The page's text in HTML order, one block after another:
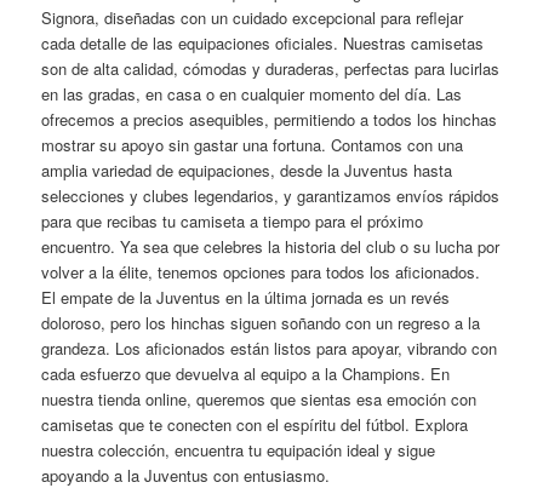
Signora, diseñadas con un cuidado excepcional para reflejar
cada detalle de las equipaciones oficiales. Nuestras camisetas
son de alta calidad, cómodas y duraderas, perfectas para lucirlas
en las gradas, en casa o en cualquier momento del día. Las
ofrecemos a precios asequibles, permitiendo a todos los hinchas
mostrar su apoyo sin gastar una fortuna. Contamos con una
amplia variedad de equipaciones, desde la Juventus hasta
selecciones y clubes legendarios, y garantizamos envíos rápidos
para que recibas tu camiseta a tiempo para el próximo
encuentro. Ya sea que celebres la historia del club o su lucha por
volver a la élite, tenemos opciones para todos los aficionados.
El empate de la Juventus en la última jornada es un revés
doloroso, pero los hinchas siguen soñando con un regreso a la
grandeza. Los aficionados están listos para apoyar, vibrando con
cada esfuerzo que devuelva al equipo a la Champions. En
nuestra tienda online, queremos que sientas esa emoción con
camisetas que te conecten con el espíritu del fútbol. Explora
nuestra colección, encuentra tu equipación ideal y sigue
apoyando a la Juventus con entusiasmo.